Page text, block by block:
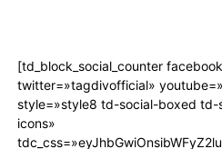
[td_block_social_counter
twitter=»tagdivofficial»
style=»style8 td-social-boxed td-
icons»